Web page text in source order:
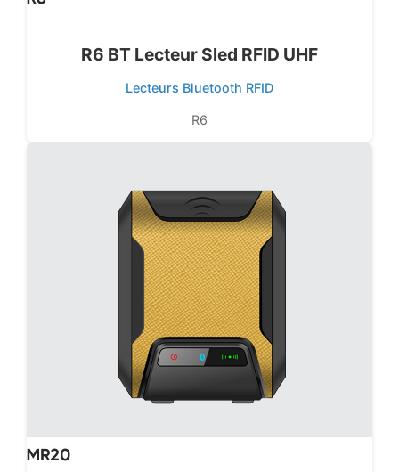
R6 BT Lecteur Sled RFID UHF
Lecteurs Bluetooth RFID
R6